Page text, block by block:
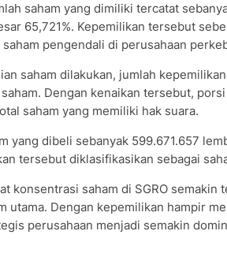
saham yang dimiliki tercatat
65,721%. Kepemilikan tersebut
pengendali di perusahaan
saham dilakukan, jumlah
Dengan kenaikan tersebut,
saham yang memiliki hak suara.
yang dibeli sebanyak 599.671.657
tersebut diklasifikasikan sebagai
konsentrasi saham di SGRO semakin
utama. Dengan kepemilikan hampir
perusahaan menjadi semakin